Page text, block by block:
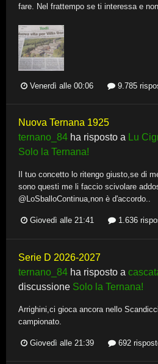
fare. Nel frattempo se ti interessa e
Venerdì alle 00:06 9.785
Nuova Ternana 1925
ternano_84 ha risposto a Lu
Solo la Ternana!
Il tuo concetto lo ritengo giusto,se di
sono questi me li faccio scivolare
@LoSballoContinua,non è d'accordo..
Giovedì alle 21:41 1.636
Serie D 2026-2027
ternano_84 ha risposto a
discussione Solo la Ternana!
Arrighini,ci gioca ancora nello
campionato.
Giovedì alle 21:39 692